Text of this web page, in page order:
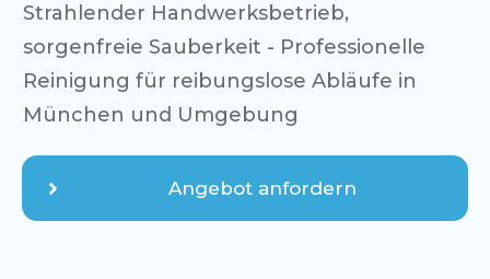
Strahlender Handwerksbetrieb,
sorgenfreie Sauberkeit - Professionelle
Reinigung für reibungslose Abläufe in
München und Umgebung
Angebot anfordern